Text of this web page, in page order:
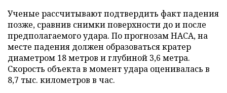
Ученые рассчитывают подтвердить факт падения
позже, сравнив снимки поверхности до и после
предполагаемого удара. По прогнозам НАСА, на
месте падения должен образоваться кратер
диаметром 18 метров и глубиной 3,6 метра.
Скорость объекта в момент удара оценивалась в
8,7 тыс. километров в час.